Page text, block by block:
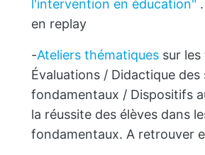
l'intervention en éducation"
en replay
-Ateliers thématiques sur les
Évaluations / Didactique des
fondamentaux / Dispositifs
la réussite des élèves dans
fondamentaux. A retrouver